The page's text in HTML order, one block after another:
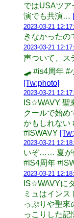
ではUSAツア
演でも共演…
2023-03-21
きなかったの
2023-03-21
声ついて、ス
🛹 #is4周年 #
[Tw:photo]
2023-03-21
IS☆WAVY 聖
クールで始め
かもしれな
#ISWAVY
2023-03-21
いぞ…… 夏が
#IS4周年
2023-03-21
IS☆WAVYに
ミュはイン
っぷりや聖來
っこりした